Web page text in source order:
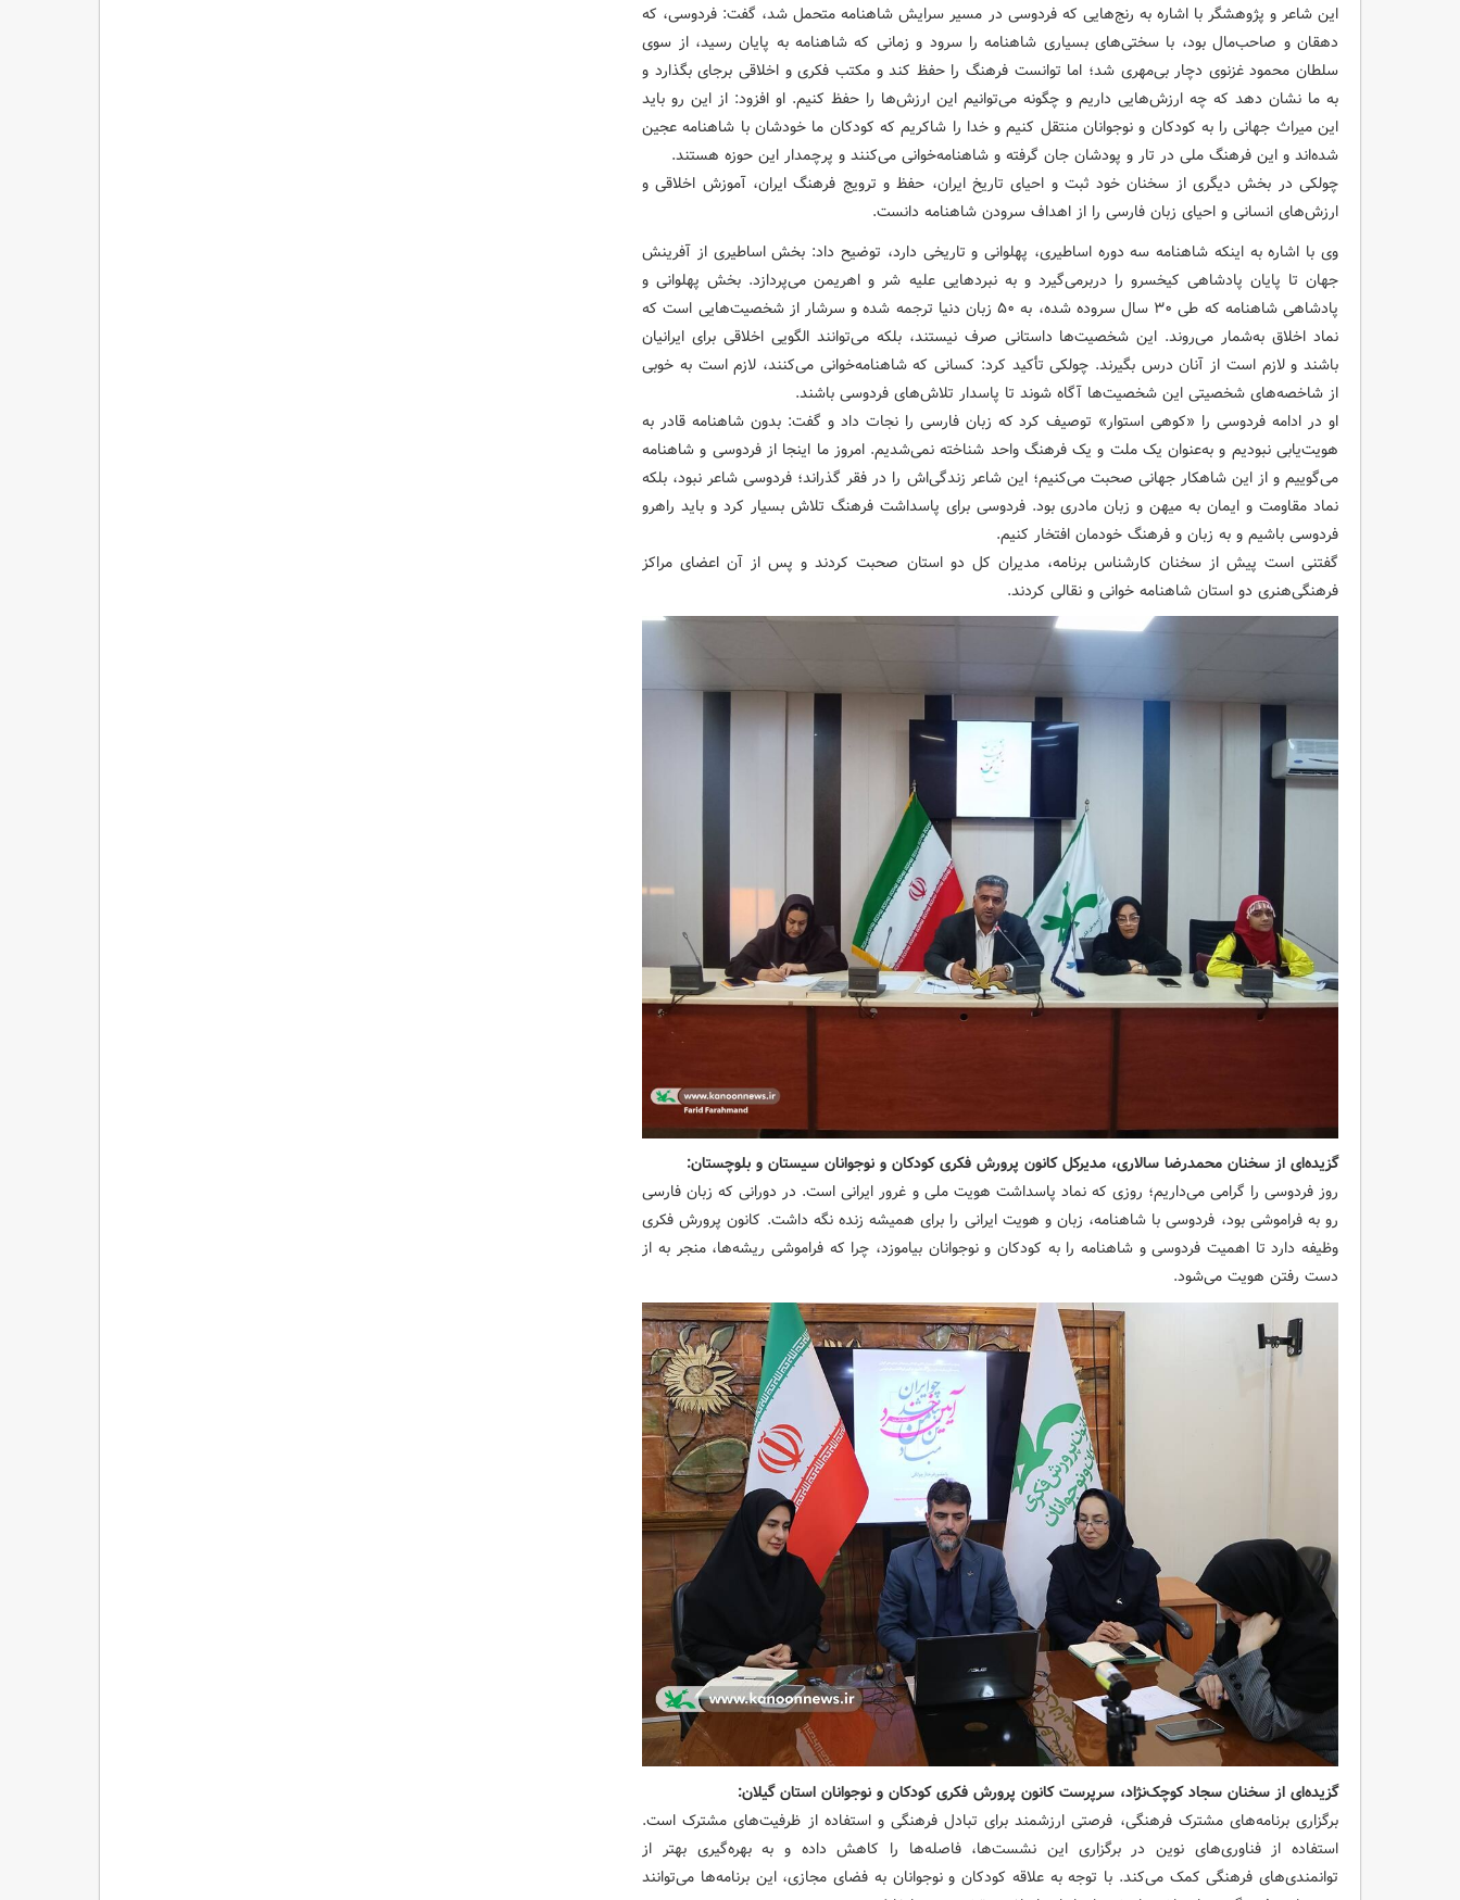
این شاعر و پژوهشگر با اشاره به رنج‌هایی که فردوسی در مسیر سرایش شاهنامه متحمل شد، گفت: فردوسی، که
دهقان و صاحب‌مال بود، با سختی‌های بسیاری شاهنامه را سرود و زمانی که شاهنامه به پایان رسید، از سوی
سلطان محمود غزنوی دچار بی‌مهری شد؛ اما توانست فرهنگ را حفظ کند و مکتب فکری و اخلاقی برجای بگذارد و
به ما نشان دهد که چه ارزش‌هایی داریم و چگونه می‌توانیم این ارزش‌ها را حفظ کنیم. او افزود: از این رو باید
این میراث جهانی را به کودکان و نوجوانان منتقل کنیم و خدا را شاکریم که کودکان ما خودشان با شاهنامه عجین
شده‌اند و این فرهنگ ملی در تار و پودشان جان گرفته و شاهنامه‌خوانی می‌کنند و پرچمدار این حوزه هستند.
چولکی در بخش دیگری از سخنان خود ثبت و احیای تاریخ ایران، حفظ و ترویج فرهنگ ایران، آموزش اخلاقی و
ارزش‌های انسانی و احیای زبان فارسی را از اهداف سرودن شاهنامه دانست.
وی با اشاره به اینکه شاهنامه سه دوره اساطیری، پهلوانی و تاریخی دارد، توضیح داد: بخش اساطیری از آفرینش
جهان تا پایان پادشاهی کیخسرو را دربرمی‌گیرد و به نبردهایی علیه شر و اهریمن می‌پردازد. بخش پهلوانی و
پادشاهی شاهنامه که طی ۳۰ سال سروده شده، به ۵۰ زبان دنیا ترجمه شده و سرشار از شخصیت‌هایی است که
نماد اخلاق به‌شمار می‌روند. این شخصیت‌ها داستانی صرف نیستند، بلکه می‌توانند الگویی اخلاقی برای ایرانیان
باشند و لازم است از آنان درس بگیرند. چولکی تأکید کرد: کسانی که شاهنامه‌خوانی می‌کنند، لازم است به خوبی
از شاخصه‌های شخصیتی این شخصیت‌ها آگاه شوند تا پاسدار تلاش‌های فردوسی باشند.
او در ادامه فردوسی را «کوهی استوار» توصیف کرد که زبان فارسی را نجات داد و گفت: بدون شاهنامه قادر به
هویت‌یابی نبودیم و به‌عنوان یک ملت و یک فرهنگ واحد شناخته نمی‌شدیم. امروز ما اینجا از فردوسی و شاهنامه
می‌گوییم و از این شاهکار جهانی صحبت می‌کنیم؛ این شاعر زندگی‌اش را در فقر گذراند؛ فردوسی شاعر نبود، بلکه
نماد مقاومت و ایمان به میهن و زبان مادری بود. فردوسی برای پاسداشت فرهنگ تلاش بسیار کرد و باید راهرو
فردوسی باشیم و به زبان و فرهنگ خودمان افتخار کنیم.
گفتنی است پیش از سخنان کارشناس برنامه، مدیران کل دو استان صحبت کردند و پس از آن اعضای مراکز
فرهنگی‌هنری دو استان شاهنامه خوانی و نقالی کردند.
گزیده‌ای از سخنان محمدرضا سالاری، مدیرکل کانون پرورش فکری کودکان و نوجوانان سیستان و بلوچستان:
روز فردوسی را گرامی می‌داریم؛ روزی که نماد پاسداشت هویت ملی و غرور ایرانی است. در دورانی که زبان فارسی
رو به فراموشی بود، فردوسی با شاهنامه، زبان و هویت ایرانی را برای همیشه زنده نگه داشت. کانون پرورش فکری
وظیفه دارد تا اهمیت فردوسی و شاهنامه را به کودکان و نوجوانان بیاموزد، چرا که فراموشی ریشه‌ها، منجر به از
دست رفتن هویت می‌شود.
گزیده‌ای از سخنان سجاد کوچک‌نژاد، سرپرست کانون پرورش فکری کودکان و نوجوانان استان گیلان:
برگزاری برنامه‌های مشترک فرهنگی، فرصتی ارزشمند برای تبادل فرهنگی و استفاده از ظرفیت‌های مشترک است.
استفاده از فناوری‌های نوین در برگزاری این نشست‌ها، فاصله‌ها را کاهش داده و به بهره‌گیری بهتر از
توانمندی‌های فرهنگی کمک می‌کند. با توجه به علاقه کودکان و نوجوانان به فضای مجازی، این برنامه‌ها می‌توانند